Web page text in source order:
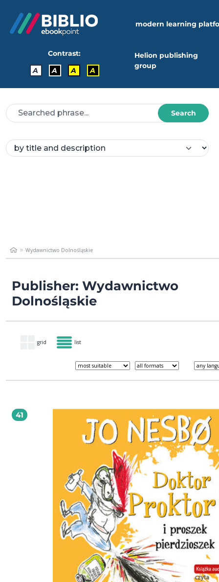
modern learning
Contrast:
A
A A A
Helion publishing
group
Search
Wydawnictwo Dolnośląskie
Publisher: Wydawnictwo
Dolnośląskie
grid list
41